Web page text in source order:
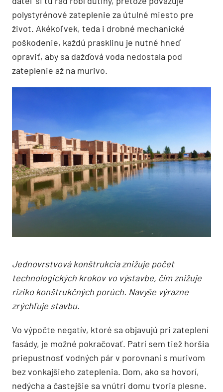
polystyrénové zateplenie za útulné miesto pre
život. Akékoľvek, teda i drobné mechanické
poškodenie, každú prasklinu je nutné hneď
opraviť, aby sa dažďová voda nedostala pod
zateplenie až na murivo.
Jednovrstvová konštrukcia znižuje počet
technologických krokov vo výstavbe, čím znižuje
riziko konštrukčných porúch. Navyše výrazne
zrýchľuje stavbu.
Vo výpočte negatív, ktoré sa objavujú pri zateplení
fasády, je možné pokračovať. Patrí sem tiež horšia
priepustnosť vodných pár v porovnaní s murivom
bez vonkajšieho zateplenia. Dom, ako sa hovorí,
nedýcha a častejšie sa vnútri domu tvoria plesne.